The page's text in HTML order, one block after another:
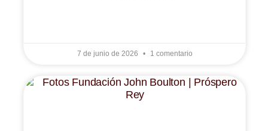
7 de junio de 2026 1 comentario